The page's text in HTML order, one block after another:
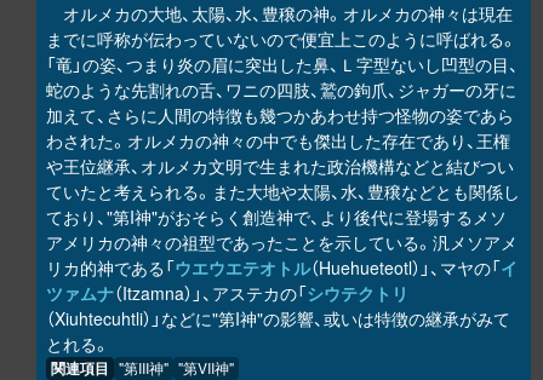
オルメカの大地、太陽、水、豊穣の神。オルメカの神々は現在
までに呼称が伝わっていないので便宜上このように呼ばれる。
「竜」の姿、つまり炎の眉に突出した鼻、Ｌ字型ないし凹型の目、
蛇のような先割れの舌、ワニの四肢、鷲の鉤爪、ジャガーの牙に
加えて、さらに人間の特徴も幾つかあわせ持つ怪物の姿であら
わされた。オルメカの神々の中でも傑出した存在であり、王権
や王位継承、オルメカ文明で生まれた政治機構などと結びつい
ていたと考えられる。また大地や太陽、水、豊穣などとも関係し
ており、"第I神"がおそらく創造神で、より後代に登場するメソ
アメリカの神々の祖型であったことを示している。汎メソアメ
リカ的神である「ウエウエテオトル（Huehueteotl）」、マヤの「イ
ツァムナ（Itzamna）」、アステカの「シウテクトリ
（Xiuhtecuhtli）」などに"第I神"の影響、或いは特徴の継承がみて
とれる。
関連項目 "第III神" "第VII神"